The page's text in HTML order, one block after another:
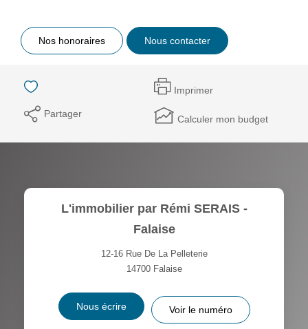
Nos honoraires Nous contacter
Imprimer
Partager Calculer mon budget
L'immobilier par Rémi SERAIS -
Falaise
12-16 Rue De La Pelleterie
14700 Falaise
Nous écrire Voir le numéro